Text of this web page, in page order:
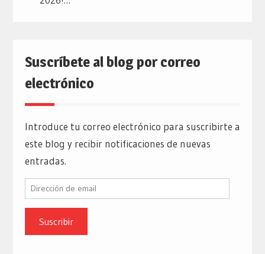
Suscríbete al blog por correo
electrónico
Introduce tu correo electrónico para suscribirte a
este blog y recibir notificaciones de nuevas
entradas.
Dirección
email